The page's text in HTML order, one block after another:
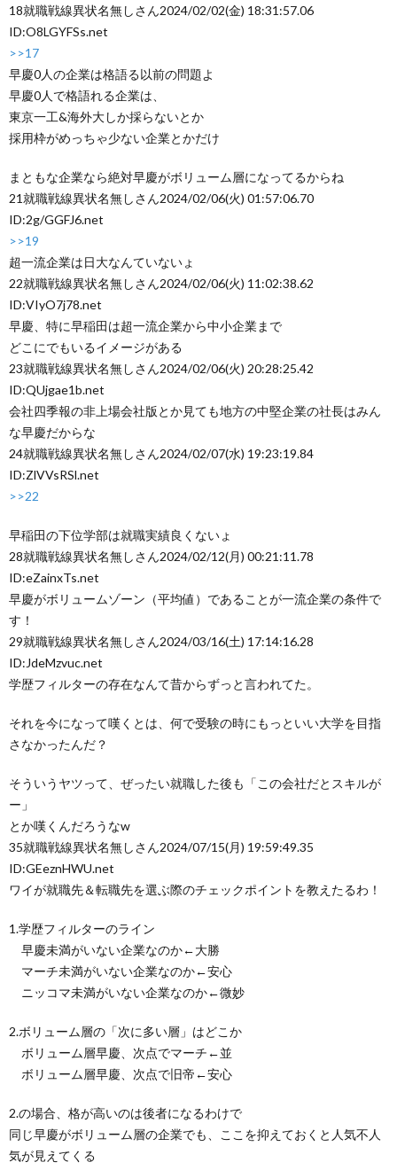
18就職戦線異状名無しさん2024/02/02(金) 18:31:57.06
ID:O8LGYFSs.net
>>17
早慶0人の企業は格語る以前の問題よ
早慶0人で格語れる企業は、
東京一工&海外大しか採らないとか
採用枠がめっちゃ少ない企業とかだけ
まともな企業なら絶対早慶がボリューム層になってるからね
21就職戦線異状名無しさん2024/02/06(火) 01:57:06.70
ID:2g/GGFJ6.net
>>19
超一流企業は日大なんていないょ
22就職戦線異状名無しさん2024/02/06(火) 11:02:38.62
ID:VIyO7j78.net
早慶、特に早稲田は超一流企業から中小企業まで
どこにでもいるイメージがある
23就職戦線異状名無しさん2024/02/06(火) 20:28:25.42
ID:QUjgae1b.net
会社四季報の非上場会社版とか見ても地方の中堅企業の社長はみん
な早慶だからな
24就職戦線異状名無しさん2024/02/07(水) 19:23:19.84
ID:ZlVVsRSl.net
>>22
早稲田の下位学部は就職実績良くないょ
28就職戦線異状名無しさん2024/02/12(月) 00:21:11.78
ID:eZainxTs.net
早慶がボリュームゾーン（平均値）であることが一流企業の条件で
す！
29就職戦線異状名無しさん2024/03/16(土) 17:14:16.28
ID:JdeMzvuc.net
学歴フィルターの存在なんて昔からずっと言われてた。
それを今になって嘆くとは、何で受験の時にもっといい大学を目指
さなかったんだ？
そういうヤツって、ぜったい就職した後も「この会社だとスキルが
ー」
とか嘆くんだろうなw
35就職戦線異状名無しさん2024/07/15(月) 19:59:49.35
ID:GEeznHWU.net
ワイが就職先＆転職先を選ぶ際のチェックポイントを教えたるわ！
1.学歴フィルターのライン
早慶未満がいない企業なのか←大勝
マーチ未満がいない企業なのか←安心
ニッコマ未満がいない企業なのか←微妙
2.ボリューム層の「次に多い層」はどこか
ボリューム層早慶、次点でマーチ←並
ボリューム層早慶、次点で旧帝←安心
2.の場合、格が高いのは後者になるわけで
同じ早慶がボリューム層の企業でも、ここを抑えておくと人気不人
気が見えてくる